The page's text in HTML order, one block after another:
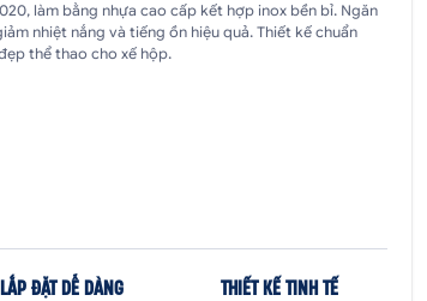
làm bằng nhựa cao cấp kết hợp inox bền bỉ. Ngăn
nhiệt nắng và tiếng ồn hiệu quả. Thiết kế chuẩn
thể thao cho xế hộp.
LẮP ĐẶT DỄ DÀNG THIẾT KẾ TINH TẾ